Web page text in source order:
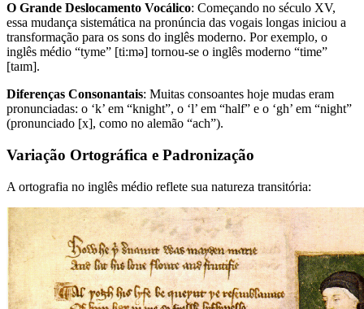
O Grande Deslocamento Vocálico: Começando no século XV,
essa mudança sistemática na pronúncia das vogais longas iniciou a
transformação para os sons do inglês moderno. Por exemplo, o
inglês médio “tyme” [ti:mə] tornou-se o inglês moderno “time”
[taɪm].
Diferenças Consonantais: Muitas consoantes hoje mudas eram
pronunciadas: o ‘k’ em “knight”, o ‘l’ em “half” e o ‘gh’ em “night”
(pronunciado [x], como no alemão “ach”).
Variação Ortográfica e Padronização
A ortografia no inglês médio reflete sua natureza transitória: